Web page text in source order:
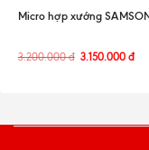
Micro hợp xướng
3.200.000đ 3.150.000đ